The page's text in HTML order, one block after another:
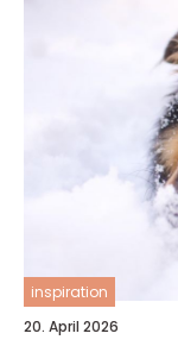
inspiration
20. April 2026